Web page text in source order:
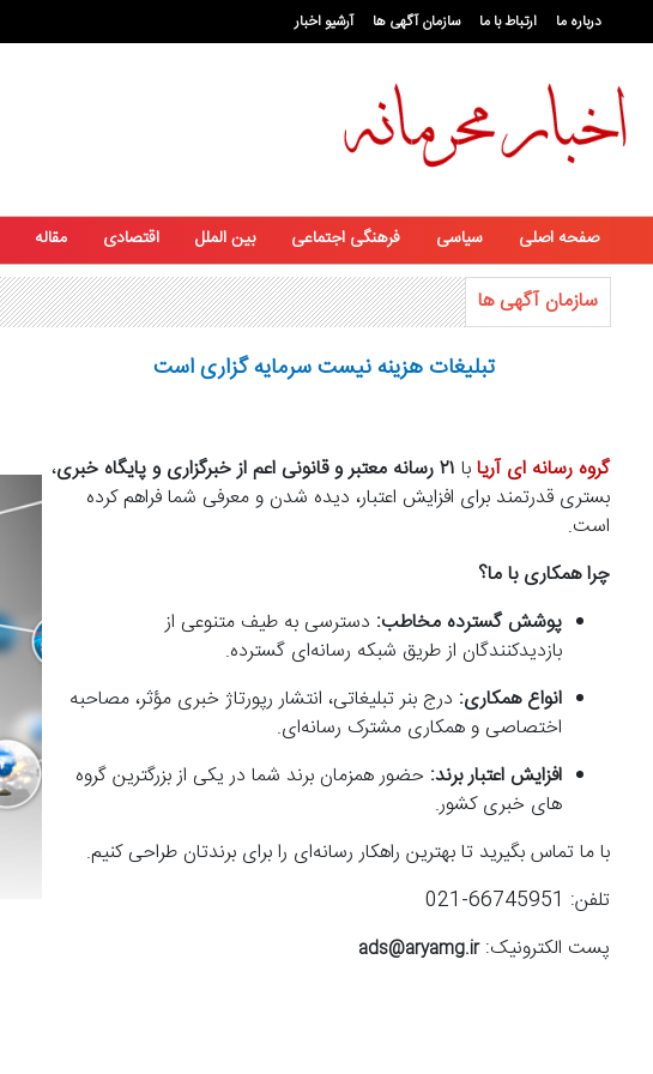
درباره ما ارتباط با ما سازمان آگهی ها آرشیو اخبار
صفحه اصلی سیاسی فرهنگی اجتماعی بین الملل اقتصادی مقاله
سازمان آگهی ها
تبلیغات هزینه نیست سرمایه گزاری است
گروه رسانه ای آریابا ۲۱ رسانه معتبر و قانونی اعم از خبرگزاری و پایگاه خبری،
بستری قدرتمند برای افزایش اعتبار، دیده شدن و معرفی شما فراهم کرده‌
است.
چرا همکاری با ما؟
پوشش گسترده مخاطب: دسترسی به طیف متنوعی از
بازدیدکنندگان از طریق شبکه رسانه‌ای گسترده.
انواع همکاری: درج بنر تبلیغاتی، انتشار رپورتاژ خبری مؤثر، مصاحبه
اختصاصی و همکاری مشترک رسانه‌ای.
افزایش اعتبار برند: حضور همزمان برند شما در یکی از بزرگترین گروه
های خبری کشور.
با ما تماس بگیرید تا بهترین راهکار رسانه‌ای را برای برندتان طراحی کنیم.
تلفن: 66745951-021
پست الکترونیک:ads@aryamg.ir